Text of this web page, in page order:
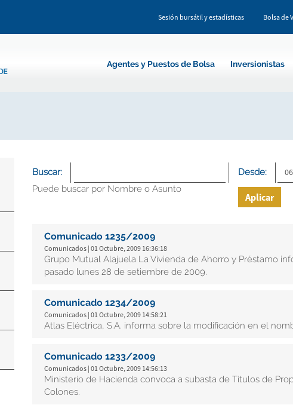
Sesión bursátil y estadísticas Bolsa de
Agentes y Puestos de Bolsa Inversionistas
Buscar:
Puede buscar por Nombre o Asunto
Desde:
Aplicar
Comunicado 1235/2009
Comunicados | 01 Octubre, 2009 16:36:18
Grupo Mutual Alajuela La Vivienda de Ahorro y Préstamo
pasado lunes 28 de setiembre de 2009.
Comunicado 1234/2009
Comunicados | 01 Octubre, 2009 14:58:21
Atlas Eléctrica, S.A. informa sobre la modificación en el
Comunicado 1233/2009
Comunicados | 01 Octubre, 2009 14:56:13
Ministerio de Hacienda convoca a subasta de Títulos de
Colones.